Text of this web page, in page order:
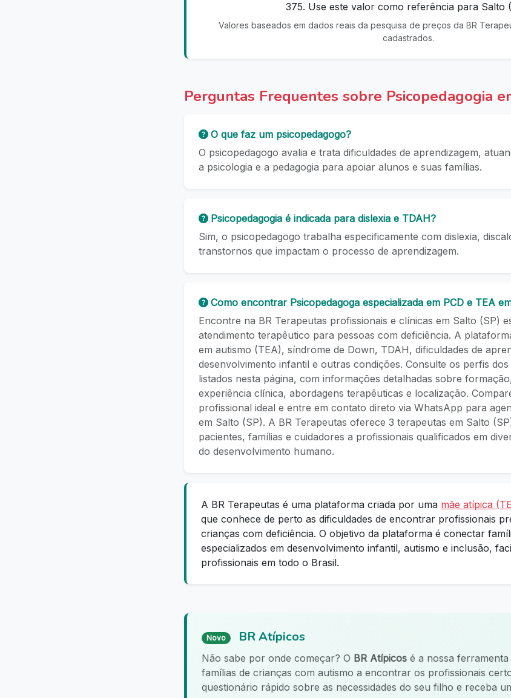
375. Use este valor como referência para Salto
Valores baseados em dados reais da pesquisa de preços da BR
cadastrados.
Perguntas Frequentes sobre Psicopedagogia
O que faz um psicopedagogo?
O psicopedagogo avalia e trata dificuldades de aprendizagem,
a psicologia e a pedagogia para apoiar alunos e suas famílias.
Psicopedagogia é indicada para dislexia e TDAH?
Sim, o psicopedagogo trabalha especificamente com dislexia,
transtornos que impactam o processo de aprendizagem.
Como encontrar Psicopedagoga especializada em PCD e TEA
Encontre na BR Terapeutas profissionais e clínicas em Salto (SP)
atendimento terapêutico para pessoas com deficiência. A
em autismo (TEA), síndrome de Down, TDAH, dificuldades de
desenvolvimento infantil e outras condições. Consulte os perfis
listados nesta página, com informações detalhadas sobre
experiência clínica, abordagens terapêuticas e localização.
profissional ideal e entre em contato direto via WhatsApp para
em Salto (SP). A BR Terapeutas oferece 3 terapeutas em Salto
pacientes, famílias e cuidadores a profissionais qualificados em
do desenvolvimento humano.
A BR Terapeutas é uma plataforma criada por uma mãe atípica
que conhece de perto as dificuldades de encontrar profissionais
crianças com deficiência. O objetivo da plataforma é conectar
especializados em desenvolvimento infantil, autismo e inclusão,
profissionais em todo o Brasil.
Novo BR Atípicos
Não sabe por onde começar? O BR Atípicos é a nossa
famílias de crianças com autismo a encontrar os profissionais
questionário rápido sobre as necessidades do seu filho e receba